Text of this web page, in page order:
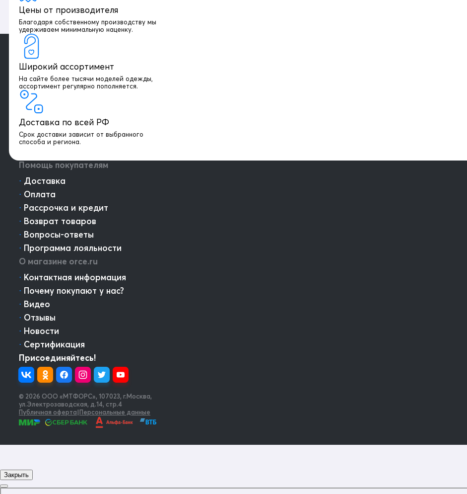
Цены от производителя
Благодаря собственному производству мы
удерживаем минимальную наценку.
Широкий ассортимент
На сайте более тысячи моделей одежды,
ассортимент регулярно пополняется.
Доставка по всей РФ
Срок доставки зависит от выбранного
способа и региона.
+7 903 003 03 79
Онлайн консультация
Помощь покупателям
⋅ Доставка
⋅ Оплата
⋅ Рассрочка и кредит
⋅ Возврат товаров
⋅ Вопросы-ответы
⋅ Программа лояльности
О магазине orce.ru
⋅ Контактная информация
⋅ Почему покупают у нас?
⋅ Видео
⋅ Отзывы
⋅ Новости
⋅ Сертификация
Присоединяйтесь!
© 2026 OOO «МТФОРС», 107023, г.Москва,
ул.Электрозаводская, д.14, стр.4
Публичная оферта|Персональные данные
Закрыть